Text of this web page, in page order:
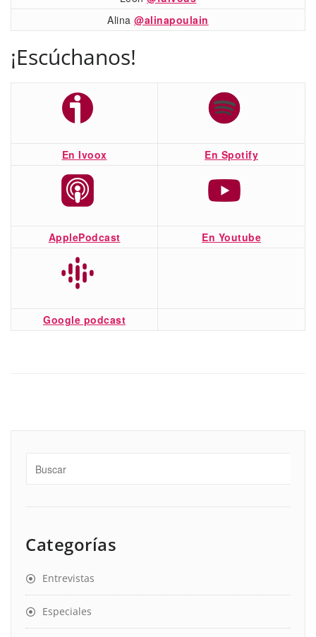
Alina@alinapoulain
¡Escúchanos!
En Ivoox En Spotify
ApplePodcast En Youtube
Google podcast
Categorías
Entrevistas
Especiales